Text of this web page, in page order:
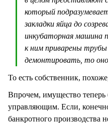
который
закладки яйца до
инкубаторная машина
к ним приварены трубы
демонтировать, то
То есть собственник,
Впрочем, имущество теперь
управляющим. Если,
банкротного производства